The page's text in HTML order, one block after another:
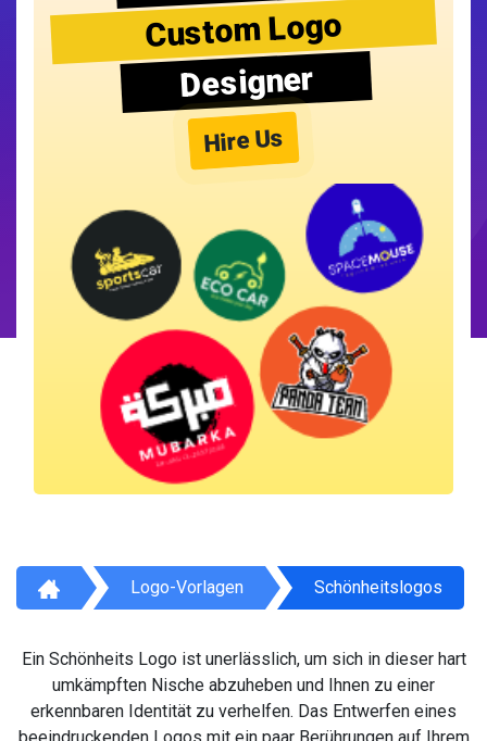
Custom Logo
Designer
Hire Us
Logo-Vorlagen Schönheitslogos
Ein Schönheits Logo ist unerlässlich, um sich in dieser hart
umkämpften Nische abzuheben und Ihnen zu einer
erkennbaren Identität zu verhelfen. Das Entwerfen eines